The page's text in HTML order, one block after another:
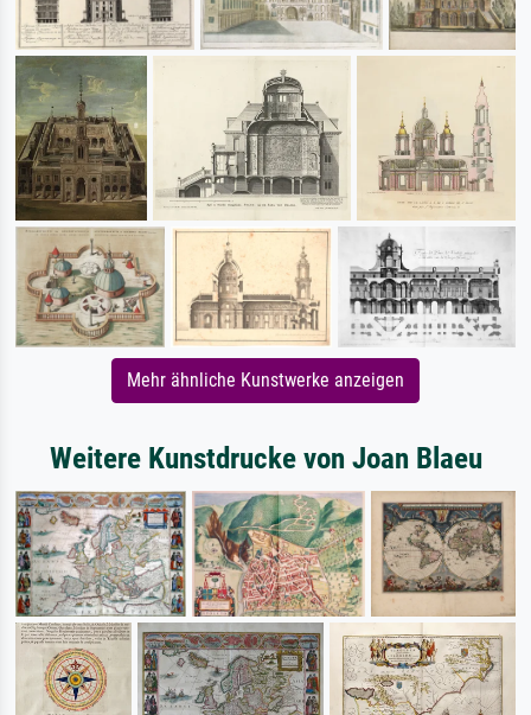
Mehr ähnliche Kunstwerke anzeigen
Weitere Kunstdrucke von Joan Blaeu